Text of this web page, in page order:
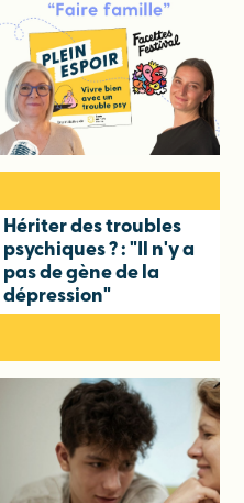
Hériter des troubles
psychiques ? : "Il n'y a
pas de gène de la
dépression"